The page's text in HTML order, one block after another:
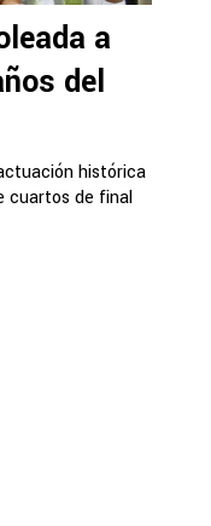
a
del
histórica
cuartos de final